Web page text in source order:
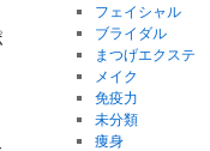
フェイシャル
ブライダル
まつげエクステ
メイク
免疫力
未分類
痩身